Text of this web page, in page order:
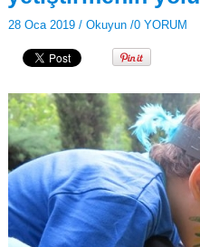
28 Oca 2019 / Okuyun /0 YORUM